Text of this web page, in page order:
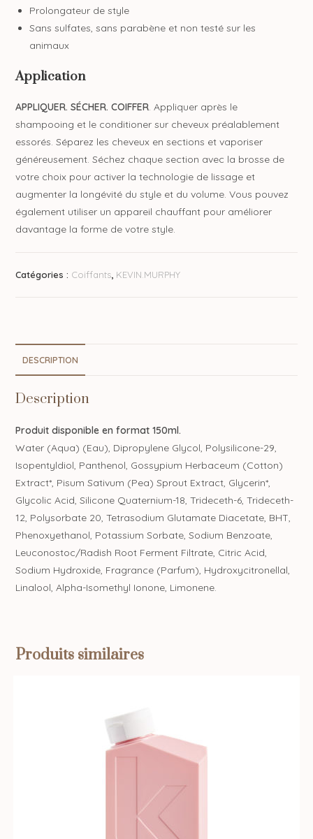
Prolongateur de style
Sans sulfates, sans parabène et non testé sur les
animaux
Application
APPLIQUER. SÉCHER. COIFFER . Appliquer après le
shampooing et le conditioner sur cheveux préalablement
essorés. Séparez les cheveux en sections et vaporiser
généreusement. Séchez chaque section avec la brosse de
votre choix pour activer la technologie de lissage et
augmenter la longévité du style et du volume. Vous pouvez
également utiliser un appareil chauffant pour améliorer
davantage la forme de votre style.
Catégories : Coiffants KEVIN.MURPHY
DESCRIPTION
Description
Produit disponible en format 150ml.
Water (Aqua) (Eau), Dipropylene Glycol, Polysilicone-29,
Isopentyldiol, Panthenol, Gossypium Herbaceum (Cotton)
Extract*, Pisum Sativum (Pea) Sprout Extract, Glycerin*,
Glycolic Acid, Silicone Quaternium-18, Trideceth-6, Trideceth-
12, Polysorbate 20, Tetrasodium Glutamate Diacetate, BHT,
Phenoxyethanol, Potassium Sorbate, Sodium Benzoate,
Leuconostoc/Radish Root Ferment Filtrate, Citric Acid,
Sodium Hydroxide, Fragrance (Parfum), Hydroxycitronellal,
Linalool, Alpha-Isomethyl Ionone, Limonene.
Produits similaires